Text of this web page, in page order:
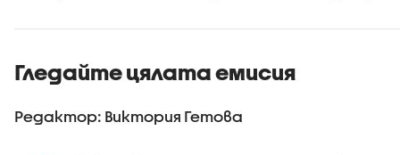
Гледайте цялата емисия
Редактор: Виктория Гетова